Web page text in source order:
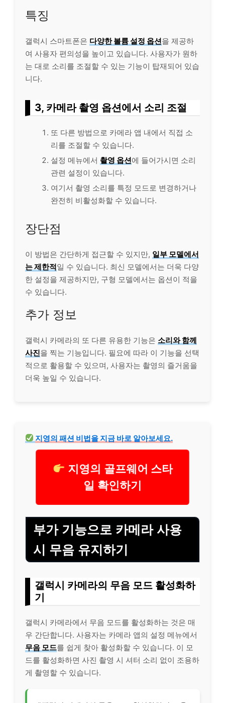
특징
갤럭시 스마트폰은 다양한 볼륨 설정 옵션을 제공하
여 사용자 편의성을 높이고 있습니다. 사용자가 원하
는 대로 소리를 조절할 수 있는 기능이 탑재되어 있습
니다.
3, 카메라 촬영 옵션에서 소리 조절
또 다른 방법으로 카메라 앱 내에서 직접 소
리를 조절할 수 있습니다.
설정 메뉴에서 촬영 옵션에 들어가시면 소리
관련 설정이 있습니다.
여기서 촬영 소리를 특정 모드로 변경하거나
완전히 비활성화할 수 있습니다.
장단점
이 방법은 간단하게 접근할 수 있지만, 일부 모델에서
는 제한적일 수 있습니다. 최신 모델에서는 더욱 다양
한 설정을 제공하지만, 구형 모델에서는 옵션이 적을
수 있습니다.
추가 정보
갤럭시 카메라의 또 다른 유용한 기능은 소리와 함께
사진을 찍는 기능입니다. 필요에 따라 이 기능을 선택
적으로 활용할 수 있으며, 사용자는 촬영의 즐거움을
더욱 높일 수 있습니다.
지영의 패션 비법을 지금 바로 알아보세요.
지영의 골프웨어 스타
일 확인하기
부가 기능으로 카메라 사용
시 무음 유지하기
갤럭시 카메라의 무음 모드 활성화하
기
갤럭시 카메라에서 무음 모드를 활성화하는 것은 매
우 간단합니다. 사용자는 카메라 앱의 설정 메뉴에서
무음 모드를 쉽게 찾아 활성화할 수 있습니다. 이 모
드를 활성화하면 사진 촬영 시 셔터 소리 없이 조용하
게 촬영할 수 있습니다.